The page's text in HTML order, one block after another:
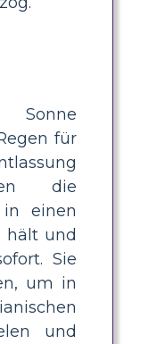
für
die
einen
hält und
Sie
um in
und